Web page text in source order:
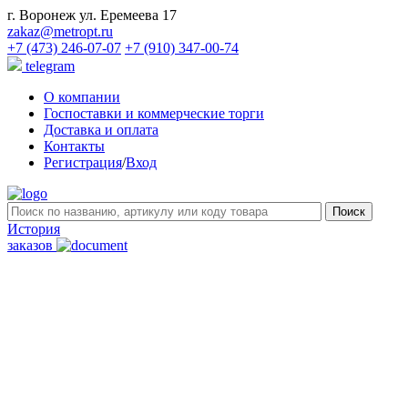
г. Воронеж ул. Еремеева 17
zakaz@metropt.ru
+7 (473) 246-07-07 +7 (910) 347-00-74
telegram
О компании
Госпоставки и коммерческие торги
Доставка и оплата
Контакты
Регистрация/Вход
История
заказов